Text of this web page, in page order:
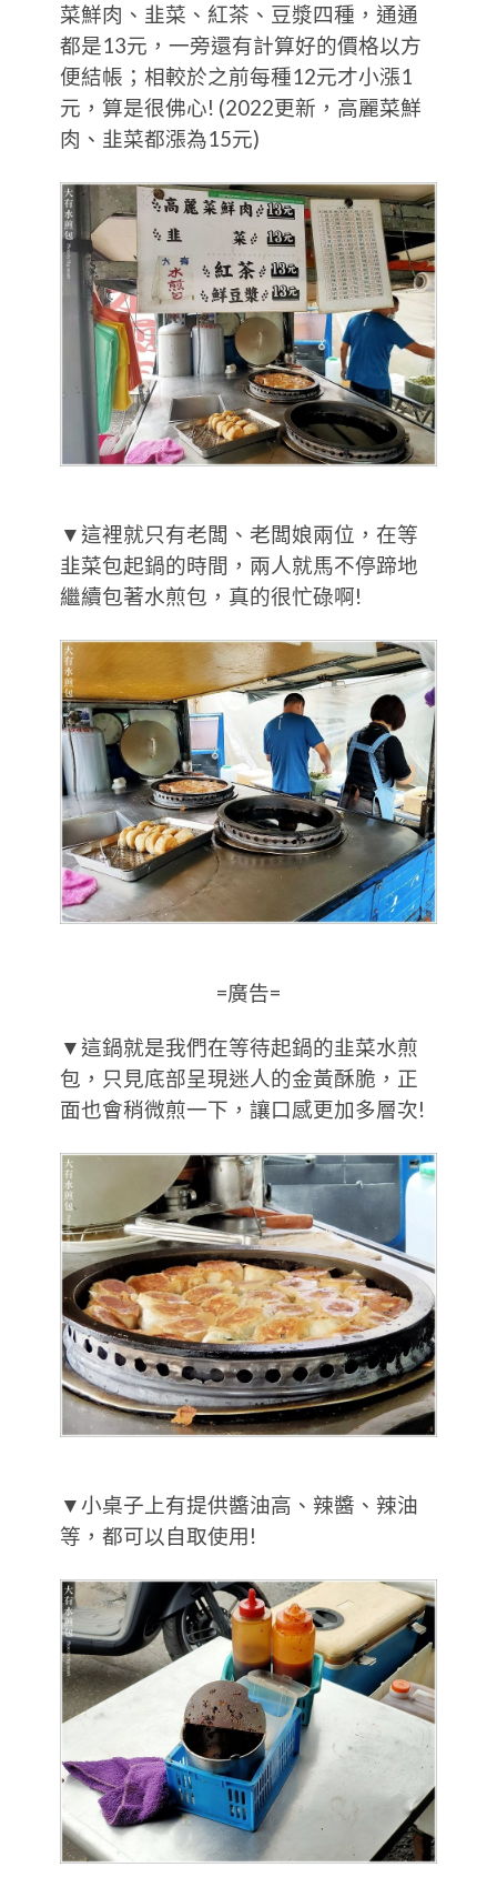
菜鮮肉、韭菜、紅茶、豆漿四種，通通
都是13元，一旁還有計算好的價格以方
便結帳；相較於之前每種12元才小漲1
元，算是很佛心! (2022更新，高麗菜鮮
肉、韭菜都漲為15元)
▼這裡就只有老闆、老闆娘兩位，在等
韭菜包起鍋的時間，兩人就馬不停蹄地
繼續包著水煎包，真的很忙碌啊!
=廣告=
▼這鍋就是我們在等待起鍋的韭菜水煎
包，只見底部呈現迷人的金黃酥脆，正
面也會稍微煎一下，讓口感更加多層次!
▼小桌子上有提供醬油高、辣醬、辣油
等，都可以自取使用!